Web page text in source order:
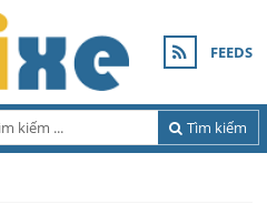
FEEDS
Tìm kiếm